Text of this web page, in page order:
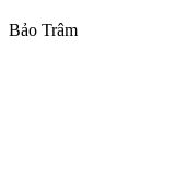
Bảo Trâm